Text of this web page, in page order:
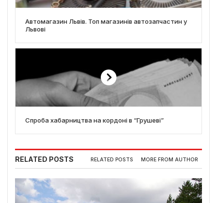
Автомагазин Львів. Топ магазинів автозапчастин у
Львові
Спроба хабарництва на кордоні в “Грушеві”
RELATED POSTS RELATED POSTS MORE FROM AUTHOR